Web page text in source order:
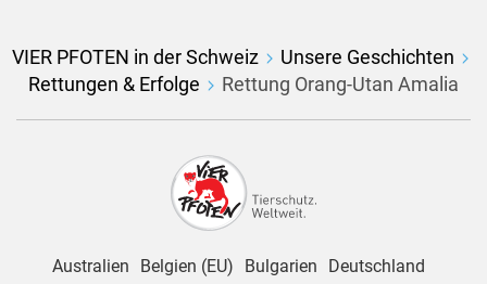
VIER PFOTEN in der Schweiz
Unsere Geschichten
Rettungen & Erfolge
Rettung Orang-Utan Amalia
Australien Belgien (EU) Bulgarien
Deutschland